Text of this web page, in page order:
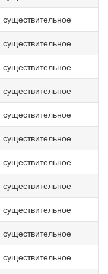
существительное
существительное
существительное
существительное
существительное
существительное
существительное
существительное
существительное
существительное
существительное